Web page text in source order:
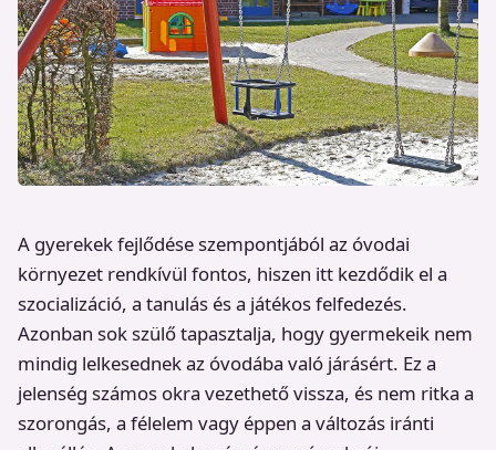
A gyerekek fejlődése szempontjából az óvodai
környezet rendkívül fontos, hiszen itt kezdődik el a
szocializáció, a tanulás és a játékos felfedezés.
Azonban sok szülő tapasztalja, hogy gyermekeik nem
mindig lelkesednek az óvodába való járásért. Ez a
jelenség számos okra vezethető vissza, és nem ritka a
szorongás, a félelem vagy éppen a változás iránti